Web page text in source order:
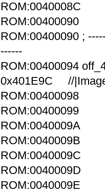
ROM:00400090 ;
------
ROM:00400094
0x401E9C //